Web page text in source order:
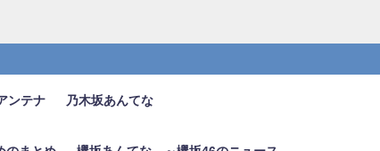
ンテナ 乃木坂あんてな